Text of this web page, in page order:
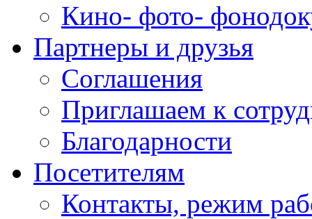
Кино- фото-
Партнеры и друзья
Соглашения
Приглашаем к
Благодарности
Посетителям
Контакты, режим